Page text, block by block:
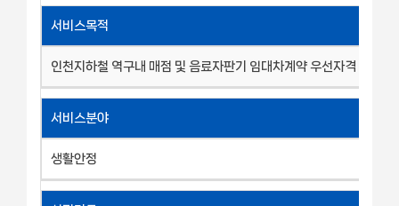
서비스목적
인천지하철 역구내 매점 및 음료자판기 임대차계약 우선자격 부여
서비스분야
생활안정